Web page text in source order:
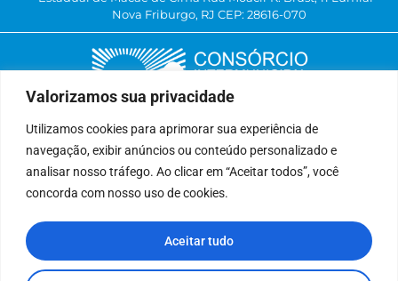
Valorizamos sua privacidade
Utilizamos cookies para aprimorar sua experiência de
navegação, exibir anúncios ou conteúdo personalizado e
analisar nosso tráfego. Ao clicar em “Aceitar todos”, você
concorda com nosso uso de cookies.
Aceitar tudo
Nova Friburgo, RJ CEP: 28616-070
Delegatária (CILSJ)
Rua: Avenida Um, n° 01, Lote 01, Quadra 11
Bairro: Jardins de São Pedro
São Pedro da Aldeia, RJ
(22) 9 8841-2358